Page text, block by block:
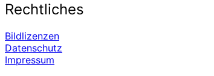
Rechtliches
Bildlizenzen
Datenschutz
Impressum